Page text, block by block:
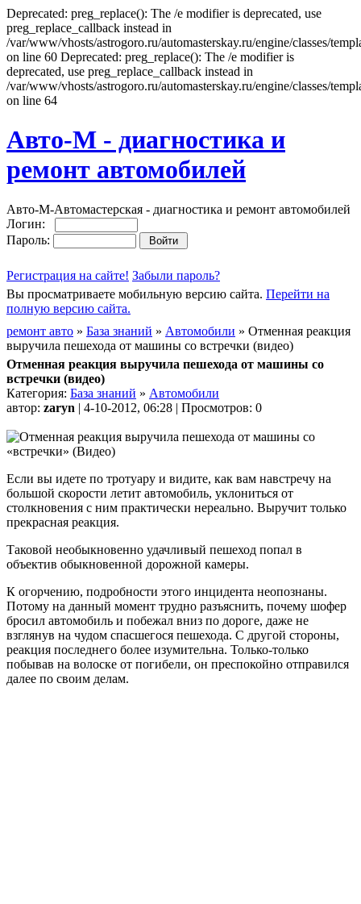
Deprecated: preg_replace(): The /e modifier is deprecated, use
preg_replace_callback instead in
/var/www/vhosts/astrogoro.ru/automasterskay.ru/engine/classes/
on line 60 Deprecated: preg_replace(): The /e modifier is
deprecated, use preg_replace_callback instead in
/var/www/vhosts/astrogoro.ru/automasterskay.ru/engine/classes/
on line 64
Авто-М - диагностика и
ремонт автомобилей
Авто-М-Автомастерская - диагностика и ремонт автомобилей
Логин:
Пароль:
Регистрация на сайте! Забыли пароль?
Вы просматриваете мобильную версию сайта. Перейти на
полную версию сайта.
ремонт авто » База знаний » Автомобили » Отменная реакция
выручила пешехода от машины со встречки (видео)
Отменная реакция выручила пешехода от машины со
встречки (видео)
Категория: База знаний » Автомобили
автор: zaryn | 4-10-2012, 06:28 | Просмотров: 0
Если вы идете по тротуару и видите, как вам навстречу на
большой скорости летит автомобиль, уклониться от
столкновения с ним практически нереально. Выручит только
прекрасная реакция.
Таковой необыкновенно удачливый пешеход попал в
объектив обыкновенной дорожной камеры.
К огорчению, подробности этого инцидента неопознаны.
Потому на данный момент трудно разъяснить, почему шофер
бросил автомобиль и побежал вниз по дороге, даже не
взглянув на чудом спасшегося пешехода. С другой стороны,
реакция последнего более изумительна. Только-только
побывав на волоске от погибели, он преспокойно отправился
далее по своим делам.